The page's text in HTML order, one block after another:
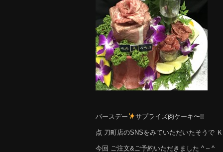
バースデー サプライズ肉ケーキ〜!!
点 刀町店のSNSをみていただいたそうで
今回 ご注文&ご予約いただきました ^ – ^